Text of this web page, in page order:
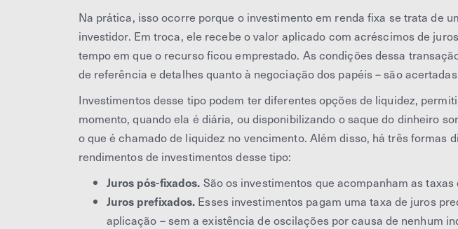
Na prática, isso ocorre porque o investimento em renda fixa se trata de
investidor. Em troca, ele recebe o valor aplicado com acréscimos de
tempo em que o recurso ficou emprestado. As condições dessa
de referência e detalhes quanto à negociação dos papéis – são
Investimentos desse tipo podem ter diferentes opções de liquidez,
momento, quando ela é diária, ou disponibilizando o saque do dinheiro
o que é chamado de liquidez no vencimento. Além disso, há três formas
rendimentos de investimentos desse tipo:
Juros pós-fixados. São os investimentos que acompanham as
Juros prefixados. Esses investimentos pagam uma taxa de juros
aplicação – sem a existência de oscilações por causa de nenhum